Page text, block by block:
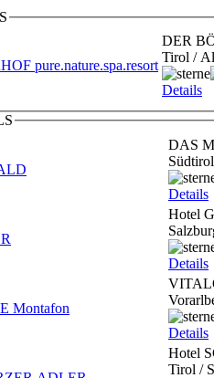
DER
Tirol /
Details
DAS
Details
Hotel
Details
Details
Hotel
Tirol /